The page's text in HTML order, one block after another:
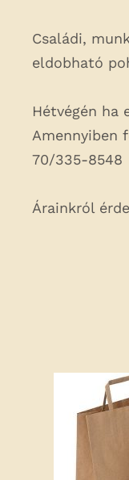
Családi,
eldobható
Hétvégén ha
Amennyiben
70/335-8548
Árainkról